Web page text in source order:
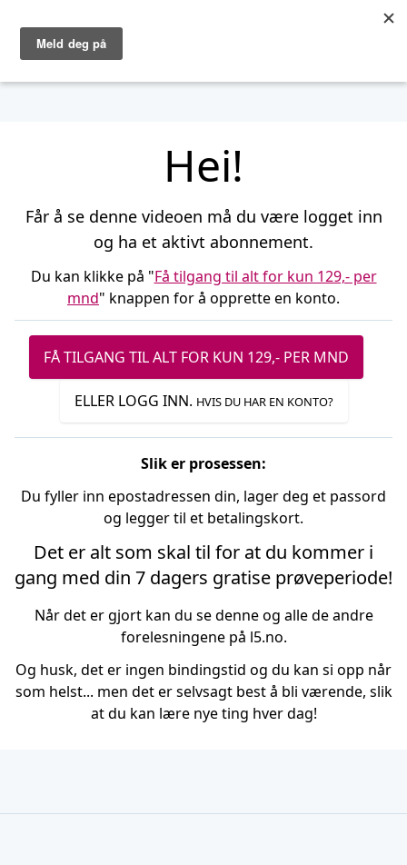
Open main menu Logg inn
Hei!
Får å se denne videoen må du være logget inn
og ha et aktivt abonnement.
Du kan klikke på "Få tilgang til alt for kun 129,- per
mnd" knappen for å opprette en konto.
FÅ TILGANG TIL ALT FOR KUN 129,- PER MND
ELLER LOGG INN. HVIS DU HAR EN KONTO?
Slik er prosessen:
Du fyller inn epostadressen din, lager deg et passord
og legger til et betalingskort.
Det er alt som skal til for at du kommer i
gang med din 7 dagers gratise prøveperiode!
Når det er gjort kan du se denne og alle de andre
forelesningene på l5.no.
Og husk, det er ingen bindingstid og du kan si opp når
som helst... men det er selvsagt best å bli værende, slik
at du kan lære nye ting hver dag!